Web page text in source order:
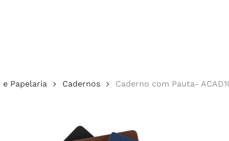
Papelaria Cadernos Caderno com Pauta-